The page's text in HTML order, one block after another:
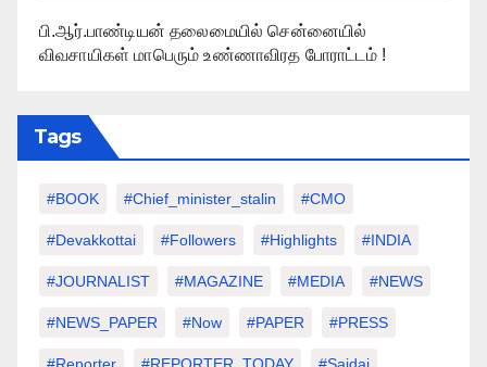
பி.ஆர்.பாண்டியன் தலைமையில் சென்னையில்
விவசாயிகள் மாபெரும் உண்ணாவிரத போராட்டம் !
Tags
#BOOK #chief_minister_stalin #CMO
#devakkottai #followers #highlights #INDIA
#JOURNALIST #MAGAZINE #MEDIA #NEWS
#NEWS_PAPER #Now #PAPER #PRESS